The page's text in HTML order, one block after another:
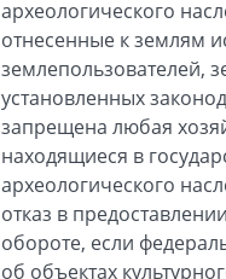
археологического
отнесенные к землям
землепользователей,
установленных
запрещена любая
находящиеся в
археологического
отказ в
обороте, если
об объектах